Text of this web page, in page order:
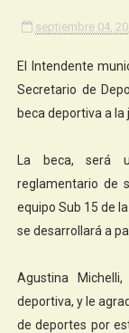
septiembre 04,
El Intendente
Secretario de
beca deportiva a
La beca, será
reglamentario de
equipo Sub 15 de
se desarrollará a
Agustina
deportiva, y le
de deportes por